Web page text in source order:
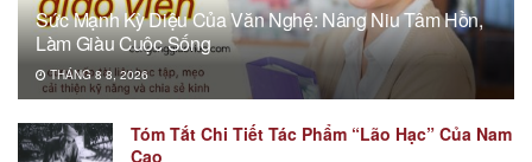
Sức Mạnh Kỳ Diệu Của Văn Nghệ: Nâng Niu Tâm Hồn,
Làm Giàu Cuộc Sống
THÁNG 8 8, 2026
Tóm Tắt Chi Tiết Tác Phẩm “Lão Hạc” Của Nam
Cao